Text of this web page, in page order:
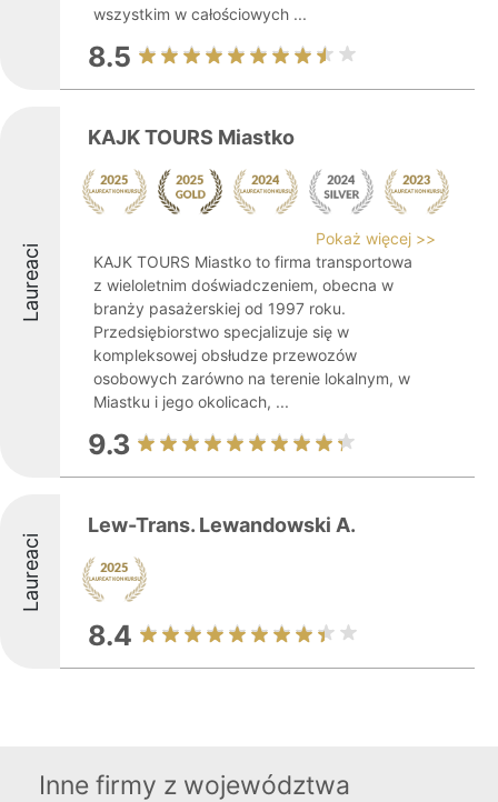
wszystkim w całościowych ...
8.5
Laureaci
KAJK TOURS Miastko
Pokaż więcej >>
KAJK TOURS Miastko to firma transportowa
z wieloletnim doświadczeniem, obecna w
branży pasażerskiej od 1997 roku.
Przedsiębiorstwo specjalizuje się w
kompleksowej obsłudze przewozów
osobowych zarówno na terenie lokalnym, w
Miastku i jego okolicach, ...
9.3
Laureaci
Lew-Trans. Lewandowski A.
8.4
Inne firmy z województwa